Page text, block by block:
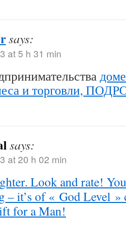
says:
at 5 h 31 min
и торговли,
says:
at 20 h 02 min
Look and rate!
– it’s of « God Level
for a Man!